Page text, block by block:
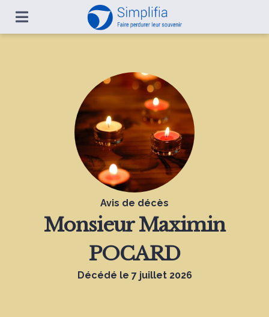
Avis de décès
MonsieurMaximin
POCARD
Décédé le 7 juillet 2026